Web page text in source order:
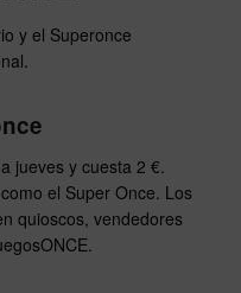
y el Superonce
jueves y cuesta 2 €.
el Super Once. Los
quioscos, vendedores